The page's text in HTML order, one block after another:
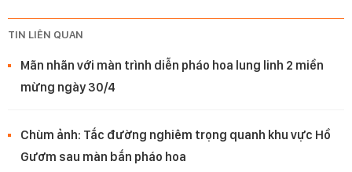
TIN LIÊN QUAN
Mãn nhãn với màn trình diễn pháo hoa lung linh 2 miền
mừng ngày 30/4
Chùm ảnh: Tắc đường nghiêm trọng quanh khu vực Hồ
Gươm sau màn bắn pháo hoa